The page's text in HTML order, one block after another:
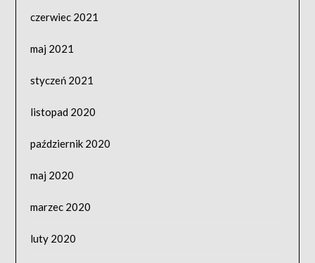
czerwiec 2021
maj 2021
styczeń 2021
listopad 2020
październik 2020
maj 2020
marzec 2020
luty 2020